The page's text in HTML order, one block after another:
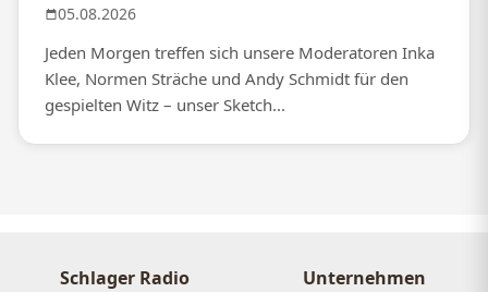
05.08.2026
Jeden Morgen treffen sich unsere Moderatoren Inka
Klee, Normen Sträche und Andy Schmidt für den
gespielten Witz – unser Sketch...
Schlager Radio Unternehmen